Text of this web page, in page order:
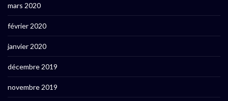
mars 2020
février 2020
janvier 2020
décembre 2019
novembre 2019